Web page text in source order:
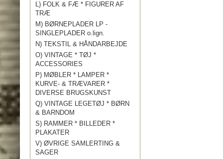
L) FOLK & FÆ * FIGURER AF
TRÆ
M) BØRNEPLADER LP -
SINGLEPLADER o.lign.
N) TEKSTIL & HÅNDARBEJDE
O) VINTAGE * TØJ *
ACCESSORIES
P) MØBLER * LAMPER *
KURVE- & TRÆVARER *
DIVERSE BRUGSKUNST
Q) VINTAGE LEGETØJ * BØRN
& BARNDOM
S) RAMMER * BILLEDER *
PLAKATER
V) ØVRIGE SAMLERTING &
SAGER